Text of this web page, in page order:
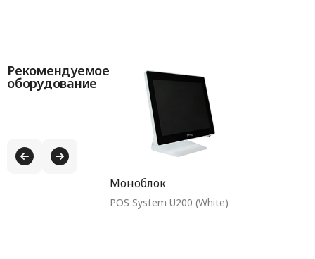
Размер этикеток 30-60 мм
100 мм
Рекомендуемое
оборудование
Моноблок
POS System U200 (White)